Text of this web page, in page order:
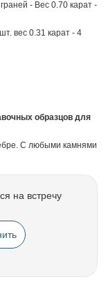
- Вес 0.70 карат -
вес 0.31 карат - 4
образцов для
С любыми камнями
на встречу